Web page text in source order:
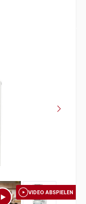
VIDEO ABSPIELEN